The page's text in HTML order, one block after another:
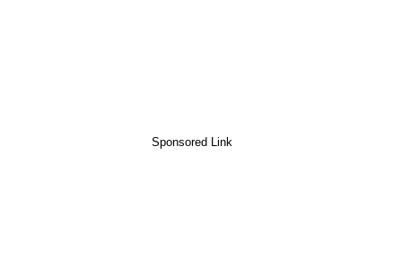
Sponsored Link